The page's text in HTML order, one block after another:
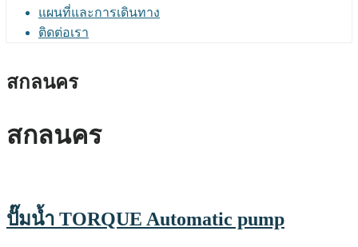
แผนที่และการเดินทาง
ติดต่อเรา
สกลนคร
สกลนคร
ปั๊มน้ำ TORQUE Automatic pump